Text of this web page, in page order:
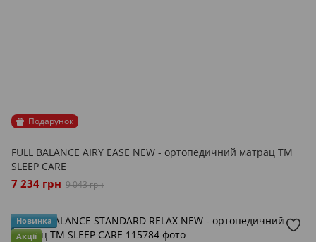
Подарунок
FULL BALANCE AIRY EASE NEW - ортопедичний матрац ТМ
SLEEP CARE
7 234 грн 9 043 грн
Новинка
Акції